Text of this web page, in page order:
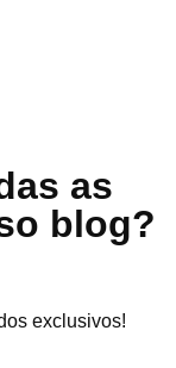
as
blog?
exclusivos!